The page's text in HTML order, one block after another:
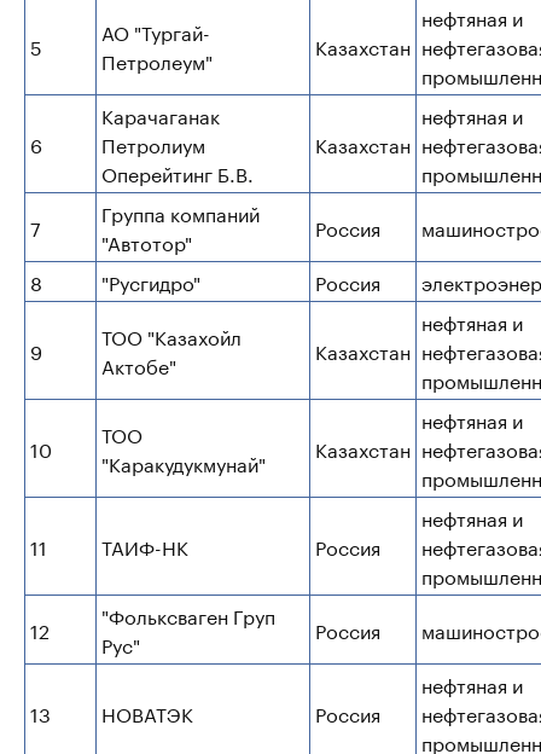
5
АО "Тургай-
Петролеум"
Казахстан
нефтяная и
6
Карачаганак
Петролиум
Оперейтинг Б.В.
Казахстан
нефтяная и
7
Группа компаний
"Автотор"
Россия
8
"Русгидро" Россия
9
ТОО "Казахойл
Актобе"
Казахстан
нефтяная и
10
ТОО
"Каракудукмунай"
Казахстан
нефтяная и
11 ТАИФ-НК Россия
нефтяная и
12
"Фольксваген Груп
Рус"
Россия
13 НОВАТЭК Россия
нефтяная и